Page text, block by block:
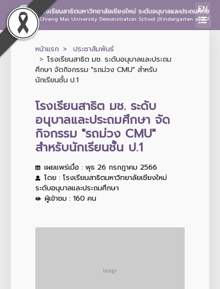
โรงเรียนสาธิตมหาวิทยาลัยเชียงใหม่ ระดับอนุบาลและประถมศึกษา
Chiang Mai University Demonstration School (Kindergarten and
EN
หน้าแรก
ประชาสัมพันธ์
โรงเรียนสาธิต มช. ระดับอนุบาลและประถม
ศึกษา จัดกิจกรรม "รถม่วง CMU" สำหรับ
นักเรียนชั้น ป.1
โรงเรียนสาธิต มช. ระดับ
อนุบาลและประถมศึกษา จัด
กิจกรรม "รถม่วง CMU"
สำหรับนักเรียนชั้น ป.1
เผยแพร่เมื่อ : พุธ 26 กรกฎาคม 2566
โดย : โรงเรียนสาธิตมหาวิทยาลัยเชียงใหม่
ระดับอนุบาลและประถมศึกษา
ผู้เข้าชม : 160 คน